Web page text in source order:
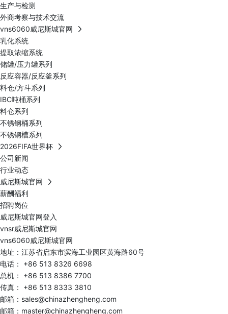
生产与检测
外商考察与技术交流
vns6060威尼斯城官网
乳化系统
提取浓缩系统
储罐/压力罐系列
反应容器/反应釜系列
料仓/方斗系列
IBC吨桶系列
料仓系列
不锈钢桶系列
不锈钢槽系列
2026FIFA世界杯
公司新闻
行业动态
威尼斯城官网
薪酬福利
招聘岗位
威尼斯城官网登入
vnsr威尼斯城官网
vns6060威尼斯城官网
地址：江苏省启东市滨海工业园区黄海路60号
电话： +86 513 8326 6698
总机： +86 513 8386 7700
传真： +86 513 8333 3810
邮箱： sales@chinazhengheng.com
邮箱： master@chinazhengheng.com